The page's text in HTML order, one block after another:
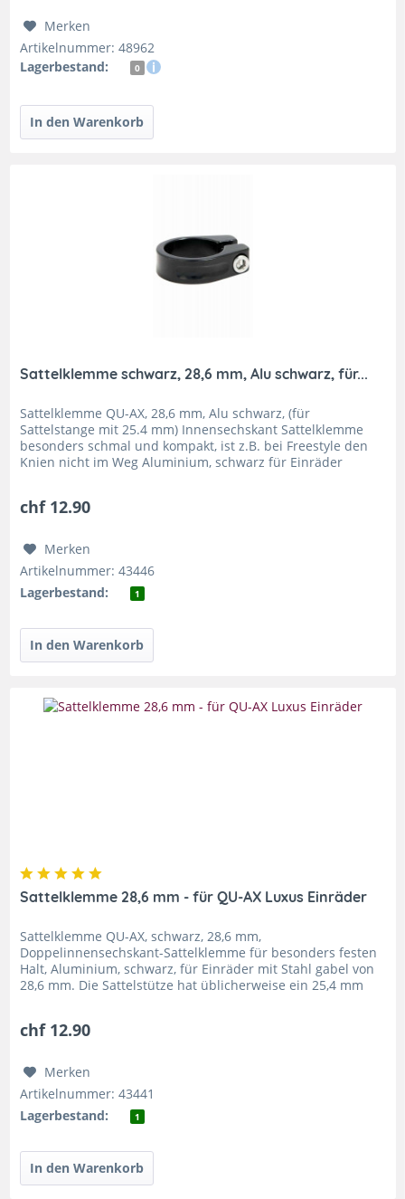
Merken
Artikelnummer: 48962
Lagerbestand:
0
Sattelklemme schwarz, 28,6 mm, Alu schwarz, für...
Sattelklemme QU-AX, 28,6 mm, Alu schwarz, (für
Sattelstange mit 25.4 mm) Innensechskant Sattelklemme
besonders schmal und kompakt, ist z.B. bei Freestyle den
Knien nicht im Weg Aluminium, schwarz für Einräder
chf 12.90
Merken
Artikelnummer: 43446
Lagerbestand:
1
Sattelklemme 28,6 mm - für QU-AX Luxus Einräder
Sattelklemme QU-AX, schwarz, 28,6 mm,
Doppelinnensechskant-Sattelklemme für besonders festen
Halt, Aluminium, schwarz, für Einräder mit Stahl gabel von
28,6 mm. Die Sattelstütze hat üblicherweise ein 25,4 mm
chf 12.90
Merken
Artikelnummer: 43441
Lagerbestand:
1